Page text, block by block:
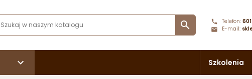
 Telefon:
E-mail:
Szkolenia